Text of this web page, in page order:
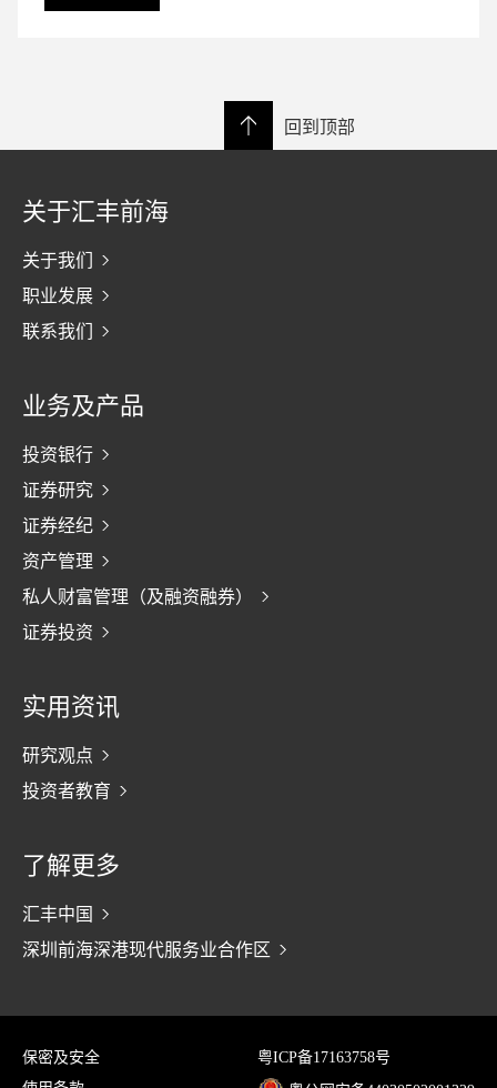
回到顶部
关于汇丰前海
关于我们
职业发展
联系我们
业务及产品
投资银行
证券研究
证券经纪
资产管理
私人财富管理（及融资融券）
证券投资
实用资讯
研究观点
投资者教育
了解更多
汇丰中国
深圳前海深港现代服务业合作区
保密及安全
粤ICP备17163758号